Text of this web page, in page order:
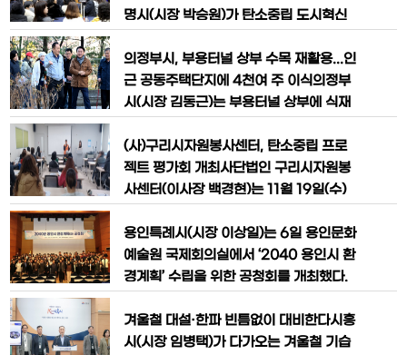
토론회는 ‘기후의병, 우리 앞으로 뭐할
양한 세대의 기후의병이 한자리에 모여 2
025년 활동 내용을 공유하고, 향후 기후
의
명시(시장 박승원)가 탄소중립 도시혁신
를 공개했다.시는 2일 시청 대회의실에서
‘광명시 도시재생 어워즈’를 주제로 ‘202
5 광명시 도시재생 성과공유회’를 열고 올
시민과 공유했다.올해 광명시는 탄소중립
형 도시재생 브랜드 ‘그린라이트 광
의정부시, 부용터널 상부 수목 재활용...인
근 공동주택단지에 4천여 주 이식의정부
시(시장 김동근)는 부용터널 상부에 식재
공2단지아파트로 이식해 자원 재활용과
주거환경 개선을 동시에 추진했다고 19일
밝혔다.이번 수목 이식은 부용터널과 바로
수종 교체를 위해 시에 협조를 요청하면서
이뤄졌다. 해당 아파트는 부용터널 상부
산
(사)구리시자원봉사센터, 탄소중립 프로
젝트 평가회 개최사단법인 구리시자원봉
사센터(이사장 백경현)는 11월 19일(수)
젝트’에 참여한 자원봉사 단체를 대상으로
평가회를 진행했다고 밝혔다.평가회는 2
0여 명의 자원봉사 단체 회원들이 참석했
황 보고 ▲활동 성과 공유 및 향후 계획 논
의 순으로 진행됐다.‘탄소중립 프로젝
용인특례시(시장 이상일)는 6일 용인문화
예술원 국제회의실에서 ‘2040 용인시 환
경계획’ 수립을 위한 공청회를 개최했다.
시의원 등 120여 명이 참석한 가운데 환
경여건변화 전망, 비전·추진 전략, 분야별
겨울철 대설·한파 빈틈없이 대비한다시흥
시(시장 임병택)가 다가오는 겨울철 기습